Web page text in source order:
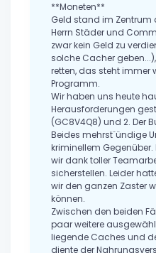
**Moneten**
Geld stand im Zentrum
Herrn Städer und
zwar kein Geld zu
solche Cacher
retten, das steht immer
Programm.
Wir haben uns heute
Herausforderungen
(GC8V4Q8) und 2. Der
Beides mehrst¨ündige
kriminellem
wir dank toller
sicherstellen. Leider
wir den ganzen Zaster
können.
Zwischen den beiden
paar weitere
liegende Caches und
diente der